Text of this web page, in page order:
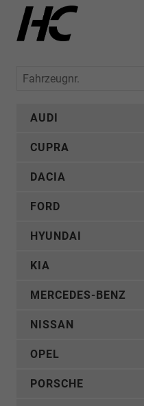
Fahrzeugnr.
AUDI
CUPRA
DACIA
FORD
HYUNDAI
KIA
MERCEDES-BENZ
NISSAN
OPEL
PORSCHE